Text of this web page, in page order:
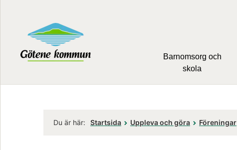
Barnomsorg och
skola
Du är här: Startsida Uppleva och göra Föreningar